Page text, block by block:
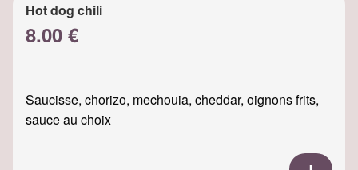
Hot dog chili
8.00 €
Saucisse, chorizo, mechouia, cheddar, oignons frits,
sauce au choix